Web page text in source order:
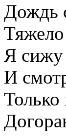
Дождь
Я сижу
И